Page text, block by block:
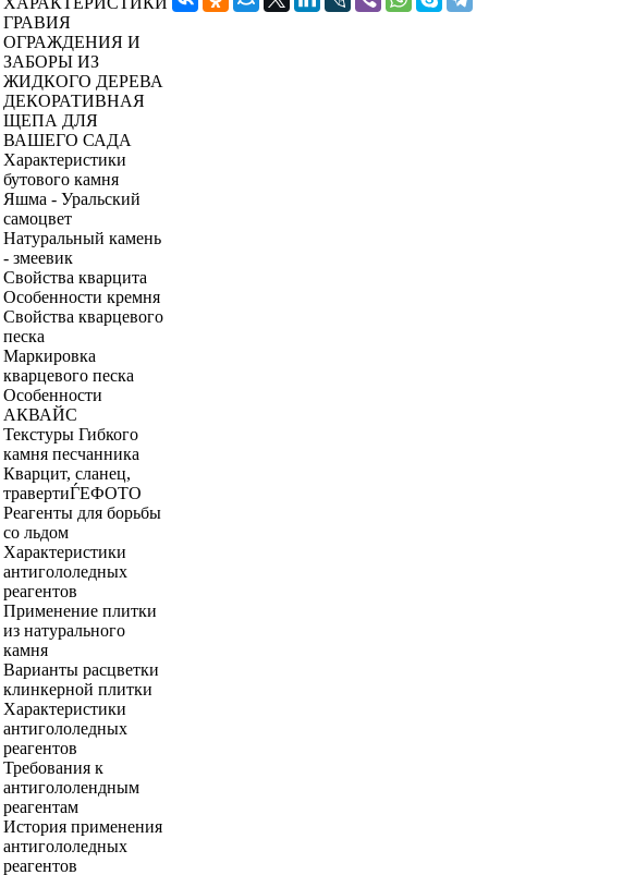
ГРАВИЯ
ОГРАЖДЕНИЯ И
ЗАБОРЫ ИЗ
ЖИДКОГО ДЕРЕВА
ДЕКОРАТИВНАЯ
ЩЕПА ДЛЯ
ВАШЕГО САДА
Характеристики
бутового камня
Яшма - Уральский
самоцвет
Натуральный камень
- змеевик
Свойства кварцита
Особенности кремня
Свойства кварцевого
песка
Маркировка
кварцевого песка
Особенности
АКВАЙС
Текстуры Гибкого
камня песчанника
Кварцит, сланец,
травертиЃEФОТО
Реагенты для борьбы
со льдом
Характеристики
антигололедных
реагентов
Применение плитки
из натурального
камня
Варианты расцветки
клинкерной плитки
Характеристики
антигололедных
реагентов
Требования к
антигололендным
реагентам
История применения
антигололедных
реагентов